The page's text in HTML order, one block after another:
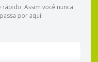
Assim você nunca
por aqui!